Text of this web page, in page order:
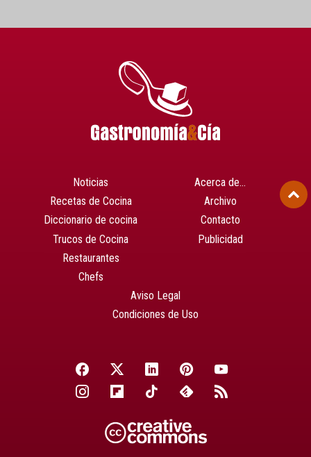
Noticias
Recetas de Cocina
Diccionario de cocina
Trucos de Cocina
Restaurantes
Chefs
Acerca de…
Archivo
Contacto
Publicidad
Aviso Legal
Condiciones de Uso